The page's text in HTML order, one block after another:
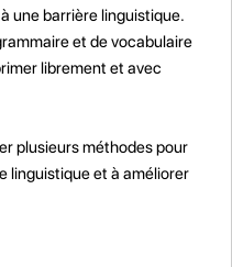
une barrière linguistique.
et de vocabulaire
librement et avec
plusieurs méthodes pour
linguistique et à améliorer